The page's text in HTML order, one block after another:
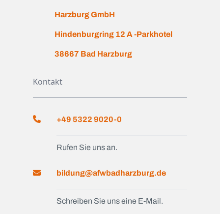
Harzburg GmbH
Hindenburgring 12 A -Parkhotel
38667 Bad Harzburg
Kontakt
+49 5322 9020-0
Rufen Sie uns an.
bildung@afwbadharzburg.de
Schreiben Sie uns eine E-Mail.